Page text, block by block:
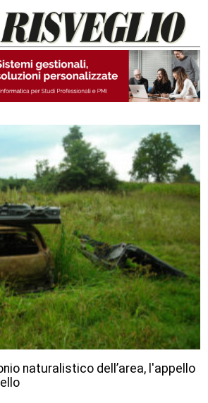
naturalistico dell’area, l'appello